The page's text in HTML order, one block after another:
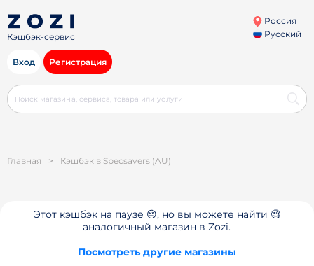
Кэшбэк-сервис
Россия
Русский
Вход Регистрация
Главная > Кэшбэк в Specsavers (AU)
Этот кэшбэк на паузе 😔, но вы можете найти 🧐
аналогичный магазин в Zozi.
Посмотреть другие магазины